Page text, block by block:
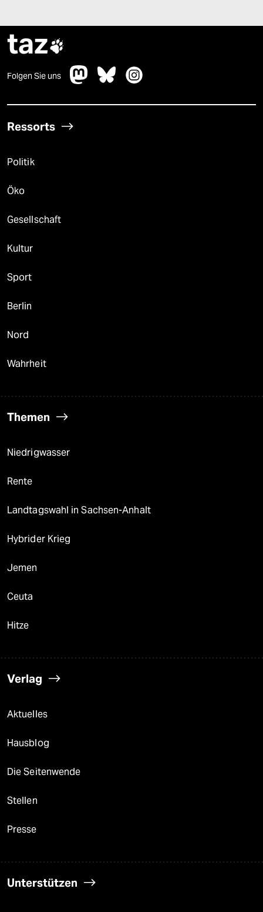
taz
Folgen Sie uns
Ressorts
Politik
Öko
Gesellschaft
Kultur
Sport
Berlin
Nord
Wahrheit
Themen
Niedrigwasser
Rente
Landtagswahl in Sachsen-Anhalt
Hybrider Krieg
Jemen
Ceuta
Hitze
Verlag
Aktuelles
Hausblog
Die Seitenwende
Stellen
Presse
Unterstützen